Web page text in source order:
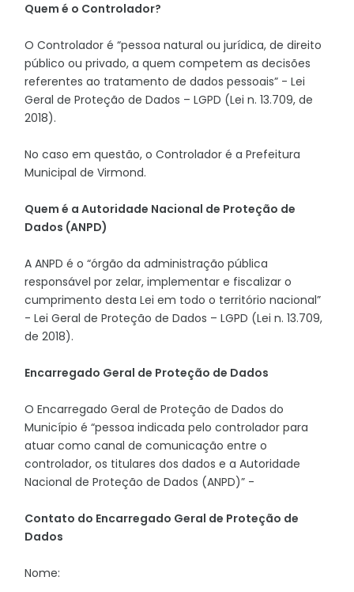
Quem é o Controlador?
O Controlador é “pessoa natural ou jurídica, de direito
público ou privado, a quem competem as decisões
referentes ao tratamento de dados pessoais” - Lei
Geral de Proteção de Dados – LGPD (Lei n. 13.709, de
2018).
No caso em questão, o Controlador é a Prefeitura
Municipal de Virmond.
Quem é a Autoridade Nacional de Proteção de
Dados (ANPD)
A ANPD é o “órgão da administração pública
responsável por zelar, implementar e fiscalizar o
cumprimento desta Lei em todo o território nacional”
- Lei Geral de Proteção de Dados – LGPD (Lei n. 13.709,
de 2018).
Encarregado Geral de Proteção de Dados
O Encarregado Geral de Proteção de Dados do
Município é “pessoa indicada pelo controlador para
atuar como canal de comunicação entre o
controlador, os titulares dos dados e a Autoridade
Nacional de Proteção de Dados (ANPD)” -
Contato do Encarregado Geral de Proteção de
Dados
Nome: